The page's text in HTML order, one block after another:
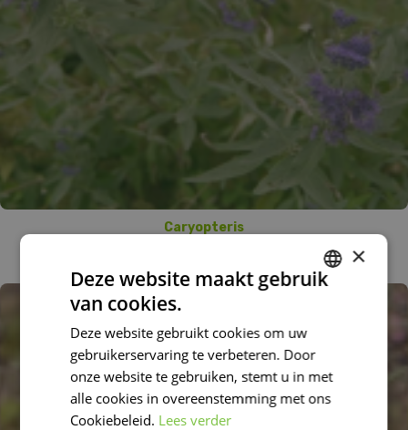
Caryopteris
×
Deze website maakt gebruik
van cookies.
Deze website gebruikt cookies om uw
gebruikerservaring te verbeteren. Door
onze website te gebruiken, stemt u in met
alle cookies in overeenstemming met ons
Cookiebeleid. Lees verder